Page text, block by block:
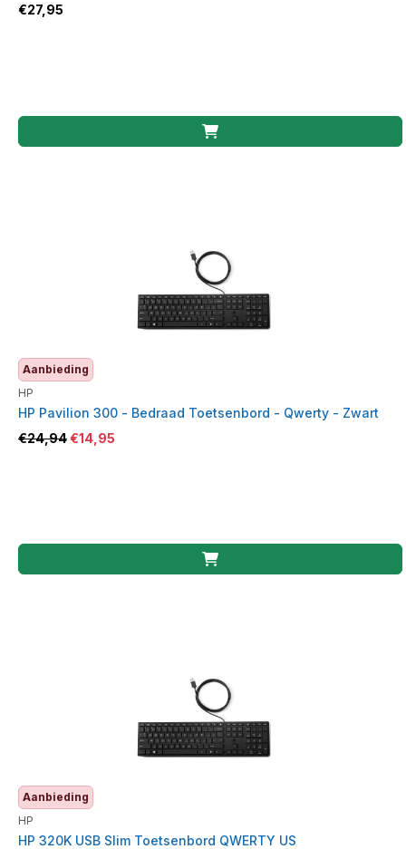
€27,95
Aanbieding
HP
HP Pavilion 300 - Bedraad Toetsenbord - Qwerty - Zwart
€24,94€14,95
Aanbieding
HP
HP 320K USB Slim Toetsenbord QWERTY US